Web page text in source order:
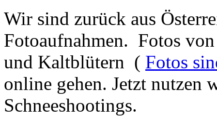
Wir sind zurück aus
Fotoaufnahmen. Fotos
und Kaltblütern ( Fotos
online gehen. Jetzt nutzen
Schneeshootings.